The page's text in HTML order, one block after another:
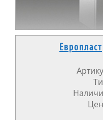
Европласт